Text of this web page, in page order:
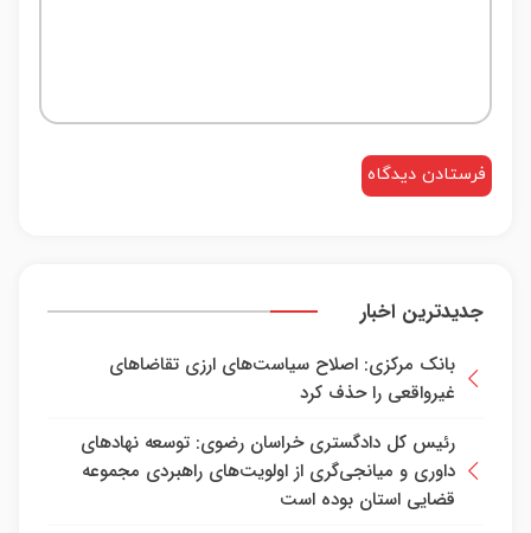
جدیدترین اخبار
بانک مرکزی: اصلاح سیاست‌های ارزی تقاضاهای
غیرواقعی را حذف کرد
رئیس کل دادگستری خراسان رضوی: توسعه نهاد‌های
داوری و میانجی‌گری از اولویت‌های راهبردی مجموعه
قضایی استان بوده است